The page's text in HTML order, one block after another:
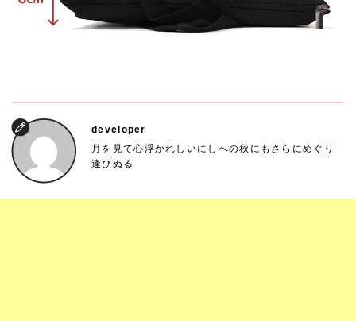
developer
月を見て心浮かれしいにしへの秋にもさらにめぐり
逢ひぬる